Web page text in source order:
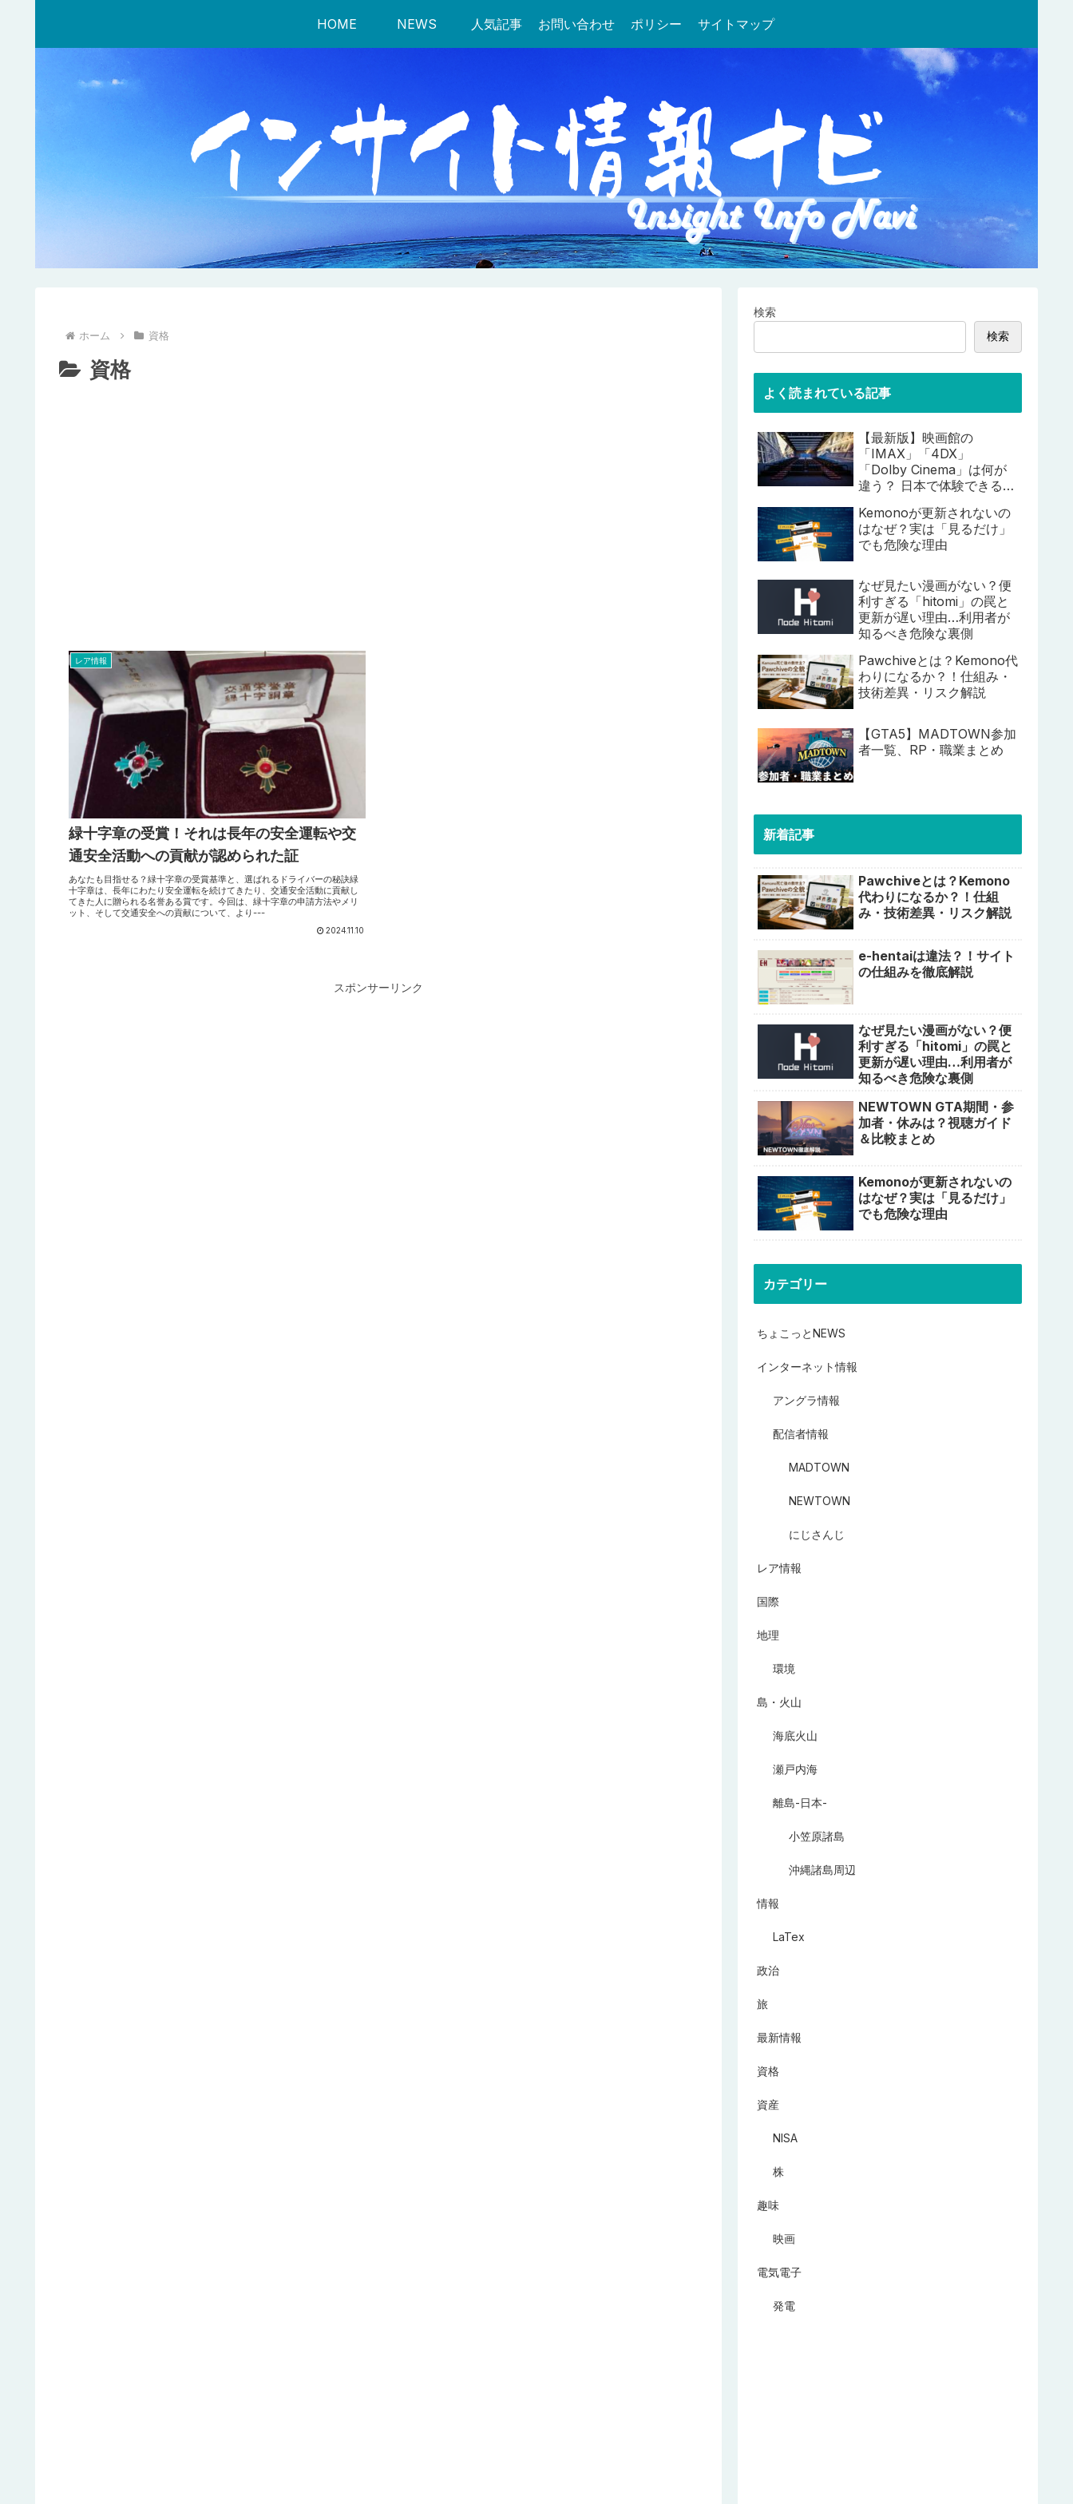
HOME NEWS 人気記事 お問い合わせ ポリシー サイトマップ
ホーム 資格
資格
レア情報
緑十字章の受賞！それは長年の安全運転や交
通安全活動への貢献が認められた証
あなたも目指せる？緑十字章の受賞基準と、選ばれるドライバーの秘訣緑
十字章は、長年にわたり安全運転を続けてきたり、交通安全活動に貢献し
てきた人に贈られる名誉ある賞です。今回は、緑十字章の申請方法やメリ
ット、そして交通安全への貢献について、より---
2024.11.10
スポンサーリンク
検索
検索
よく読まれている記事
【最新版】映画館の
「IMAX」「4DX」
「Dolby Cinema」は何が
違う？ 日本で体験できる特
Kemonoが更新されないの
はなぜ？実は「見るだけ」
でも危険な理由
なぜ見たい漫画がない？便
利すぎる「hitomi」の罠と
更新が遅い理由…利用者が
知るべき危険な裏側
Pawchiveとは？Kemono代
わりになるか？！仕組み・
技術差異・リスク解説
【GTA5】MADTOWN参加
者一覧、RP・職業まとめ
新着記事
Pawchiveとは？Kemono
代わりになるか？！仕組
み・技術差異・リスク解説
e-hentaiは違法？！サイト
の仕組みを徹底解説
なぜ見たい漫画がない？便
利すぎる「hitomi」の罠と
更新が遅い理由…利用者が
知るべき危険な裏側
NEWTOWN GTA期間・参
加者・休みは？視聴ガイド
＆比較まとめ
Kemonoが更新されないの
はなぜ？実は「見るだけ」
でも危険な理由
カテゴリー
ちょこっとNEWS
インターネット情報
アングラ情報
配信者情報
MADTOWN
NEWTOWN
にじさんじ
レア情報
国際
地理
環境
島・火山
海底火山
瀬戸内海
離島-日本-
小笠原諸島
沖縄諸島周辺
情報
LaTex
政治
旅
最新情報
資格
資産
NISA
株
趣味
映画
電気電子
発電